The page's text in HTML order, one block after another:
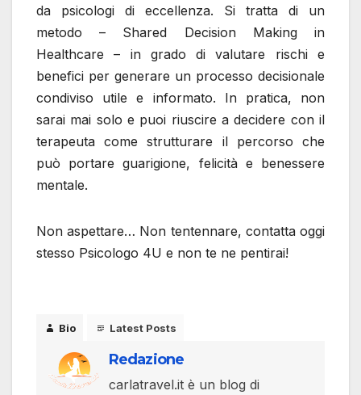
da psicologi di eccellenza. Si tratta di un
metodo – Shared Decision Making in
Healthcare – in grado di valutare rischi e
benefici per generare un processo decisionale
condiviso utile e informato. In pratica, non
sarai mai solo e puoi riuscire a decidere con il
terapeuta come strutturare il percorso che
può portare guarigione, felicità e benessere
mentale.
Non aspettare… Non tentennare, contatta oggi
stesso Psicologo 4U e non te ne pentirai!
Bio Latest Posts
Redazione
carlatravel.it è un blog di